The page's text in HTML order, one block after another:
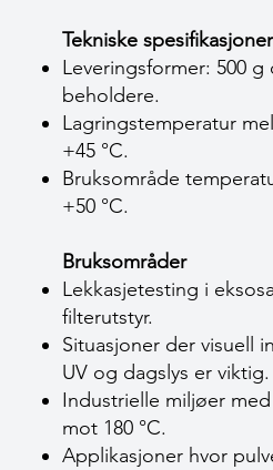
Tekniske spesifikasjoner
Leveringsformer: 500 g
beholdere.
Lagringstemperatur
+45 °C.
Bruksområde
+50 °C.
Bruksområder
Lekkasjetesting i
filterutstyr.
Situasjoner der visuell
UV og dagslys er viktig.
Industrielle miljøer
mot 180 °C.
Applikasjoner hvor